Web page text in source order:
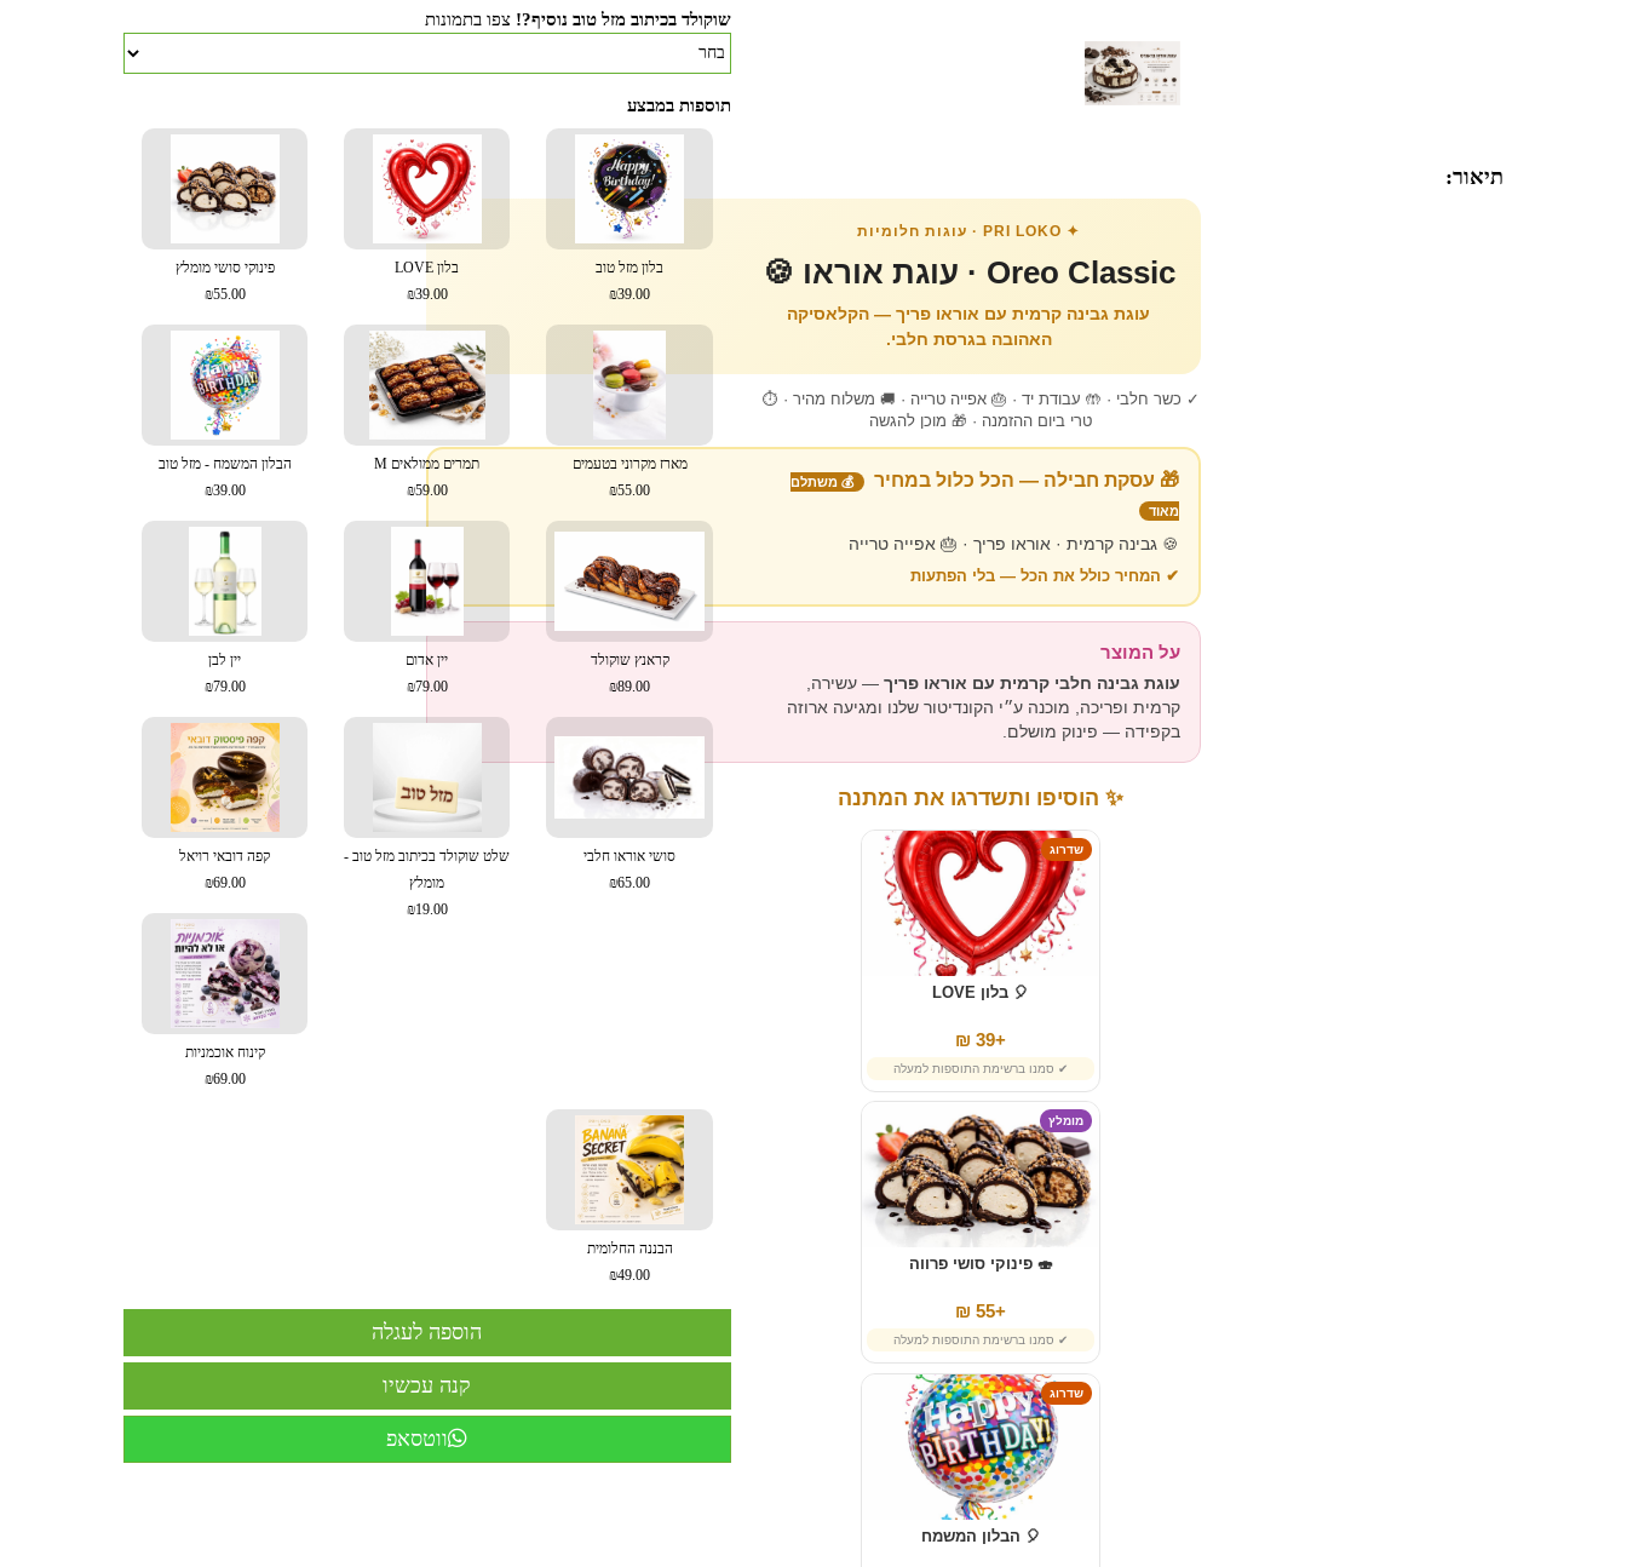
שוקולד בכיתוב מזל טוב נוסיף?! צפו בתמונות
תוספות במבצע
בלון מזל טוב
₪39.00
בלון LOVE
₪39.00
פינוקי סושי מומלץ
₪55.00
מארז מקרוני בטעמים
₪55.00
תמרים ממולאים M
₪59.00
הבלון המשמח - מזל טוב
₪39.00
קראנץ שוקולד
₪89.00
יין אדום
₪79.00
יין לבן
₪79.00
סושי אוראו חלבי
₪65.00
שלט שוקולד בכיתוב מזל טוב -
מומלץ
₪19.00
קפה דובאי רויאל
₪69.00
קינוח אוכמניות
₪69.00
הבננה החלומית
₪49.00
ווטסאפ
תיאור:
✦ PRI LOKO · עוגות חלומיות
Oreo Classic · עוגת אוראו 🍪
עוגת גבינה קרמית עם אוראו פריך — הקלאסיקה
האהובה בגרסת חלבי.
✓ כשר חלבי · 🤲 עבודת יד · 🎂 אפייה טרייה · 🚚 משלוח מהיר · ⏱
טרי ביום ההזמנה · 🎁 מוכן להגשה
🎁 עסקת חבילה — הכל כלול במחיר
💰 משתלם
מאוד
🍪 גבינה קרמית · אוראו פריך · 🎂 אפייה טרייה
✔ המחיר כולל את הכל — בלי הפתעות
על המוצר
עוגת גבינה חלבי קרמית עם אוראו פריך — עשירה,
קרמית ופריכה, מוכנה ע״י הקונדיטור שלנו ומגיעה ארוזה
בקפידה — פינוק מושלם.
✨ הוסיפו ותשדרגו את המתנה
שדרוג
🎈 בלון LOVE
+39 ₪
✔ סמנו ברשימת התוספות למעלה
מומלץ
🍣 פינוקי סושי פרווה
+55 ₪
✔ סמנו ברשימת התוספות למעלה
שדרוג
🎈 הבלון המשמח